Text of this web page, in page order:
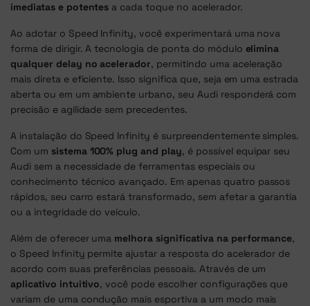
imediatas e potentes a cada toque no acelerador.
Ao adotar o Speed Infinity, você experimentará uma nova
forma de dirigir. A tecnologia de ponta do módulo elimina
qualquer delay no acelerador, permitindo uma aceleração
mais direta e eficiente. Isso significa que, seja em uma estrada
aberta ou em um ambiente urbano, seu Audi responderá com
precisão e agilidade sem precedentes.
A instalação do Speed Infinity é surpreendentemente simples.
Com um sistema 100% plug and play, é possível equipar seu
Audi sem a necessidade de ferramentas especiais ou
conhecimento técnico avançado. Em apenas quatro passos
rápidos, seu carro estará transformado, sem afetar a garantia
ou a integridade do veículo.
Além de oferecer uma melhora significativa na performance,
o Speed Infinity permite ajustar a resposta do acelerador de
acordo com suas preferências pessoais. Através de um
aplicativo intuitivo, você pode escolher configurações que
variam de uma condução mais esportiva a um modo mais